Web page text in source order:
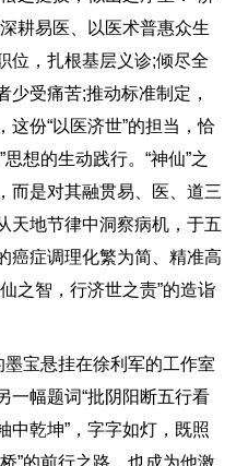
耕易医、以医术普惠众生
，扎根基层义诊;倾尽全
少受痛苦;推动标准制定，
这份“以医济世”的担当，恰
想的生动践行。“神仙”之
而是对其融贯易、医、道三
地节律中洞察病机，于五
癌症调理化繁为简、精准高
之智，行济世之责”的造诣
宝悬挂在徐利军的工作室
一幅题词“批阴阳断五行看
中乾坤”，字字如灯，既照
”的前行之路，也成为他激